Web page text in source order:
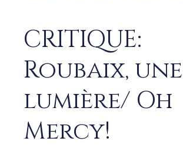
CRITIQUE:
Roubaix, une
lumière/ Oh
Mercy!